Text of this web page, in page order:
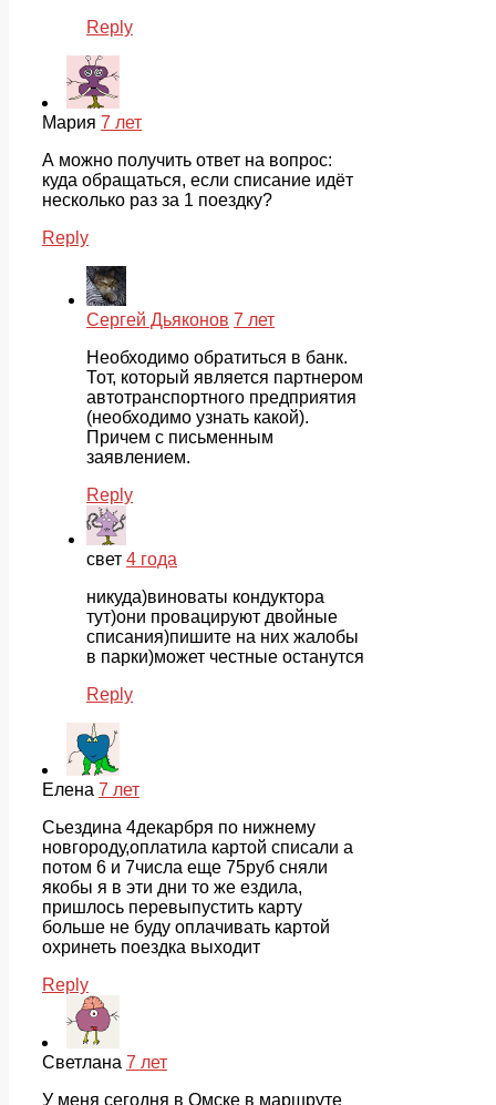
Reply
Мария 7 лет
А можно получить ответ на вопрос:
куда обращаться, если списание идёт
несколько раз за 1 поездку?
Reply
Сергей Дьяконов 7 лет
Необходимо обратиться в банк.
Тот, который является партнером
автотранспортного предприятия
(необходимо узнать какой).
Причем с письменным
заявлением.
Reply
свет 4 года
никуда)виноваты кондуктора
тут)они провацируют двойные
списания)пишите на них жалобы
в парки)может честные останутся
Reply
Елена 7 лет
Сьездина 4декарбря по нижнему
новгороду,оплатила картой списали а
потом 6 и 7числа еще 75руб сняли
якобы я в эти дни то же ездила,
пришлось перевыпустить карту
больше не буду оплачивать картой
охринеть поездка выходит
Reply
Светлана 7 лет
У меня сегодня в Омске в маршруте